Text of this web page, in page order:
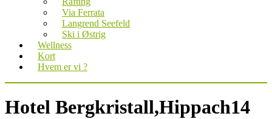
Via Ferrata
Langrend Seefeld
Ski i Østrig
Wellness
Kort
Hvem er vi ?
Hotel Bergkristall,Hippach14